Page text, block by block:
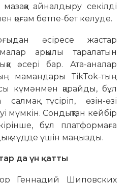
айналдыру секілді
қоғам бетпе-бет ке­лу­де.
әсіресе жастар
ар­қылы таралатын
әсері бар. Ата-аналар
мамандары TikTok-тың
күмәнмен қарайды, бұл
түсіріп, өзін-өзі
мүмкін. Сон­дықтан кейбір
бұл платформаға
мүдде үшін маңызды.
да үн қатты
Геннадий Ши­повских